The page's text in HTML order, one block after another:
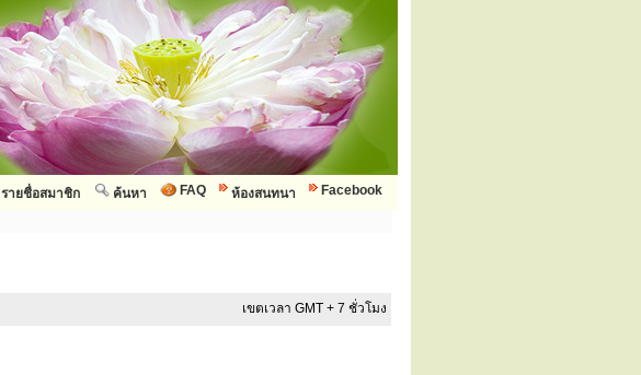
Facebook
ห้องสนทนา
FAQ
ค้นหา
รายชื่อสมาชิก
เขตเวลา GMT + 7 ชั่วโมง